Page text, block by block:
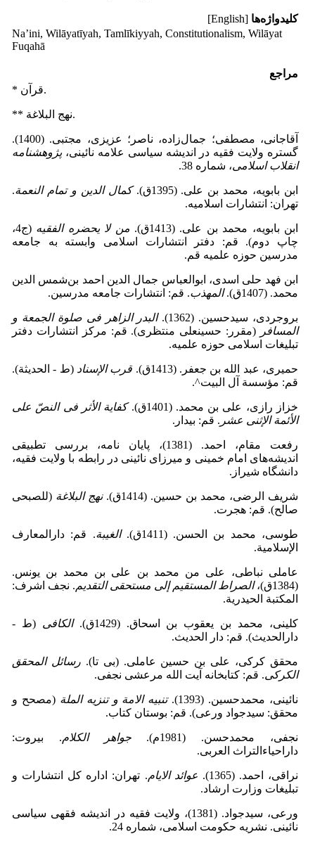
کلیدواژه‌ها [English]
Na’ini, Wilāyatīyah, Tamlīkiyyah, Constitutionalism, Wilāyat
Fuqahā
مراجع
* قرآن.
** نهج البلاغة.
آقاجانی، مصطفی؛ جمال‌زاده، ناصر؛ عزیزی، مجتبی. (1400).
گستره ولایت فقیه در اندیشه سیاسی علامه نائینی،پژوهشنامه
انقلاب اسلامی، شماره 38.
ابن بابویه، محمد بن على. (1395ق). کمال الدین و تمام النعمة.
تهران: انتشارات اسلامیه.
ابن بابویه، محمد بن على. (1413ق). من لا یحضره الفقیه
(ج4،
چاپ دوم). قم: دفتر انتشارات اسلامى وابسته به جامعه
مدرسین حوزه علمیه قم.
ابن فهد حلی اسدی، ابوالعباس جمال الدین احمد بن‌شمس الدین
محمد. (1407ق).
المهذب. قم: انتشارات جامعه مدرسین.
بروجردی، سیدحسین. (1362).
البدر الزاهر فی صلوة الجمعة و
المسافر
(مقرر: حسینعلی منتظری). قم: مرکز انتشارات دفتر
تبلیغات اسلامی حوزه علمیه.
حمیرى، عبد الله بن جعفر. (1413ق). قرب الإسناد (ط - الحدیثة).
قم: مؤسسة آل البیت^.
خزاز رازى، على بن محمد. (1401ق).
کفایة الأثر فی النصّ على
الأئمة الإثنی عشر . قم: بیدار.
رفعت مقام، احمد. (1381)، پایان نامه، بررسی تطبیقی
اندیشه‌های امام خمینی و میرزای نائینی در رابطه با ولایت فقیه،
دانشگاه شیراز.
شریف الرضى، محمد بن حسین. (1414ق). نهج البلاغة (للصبحی
صالح). قم: هجرت.
طوسى، محمد بن الحسن. (1411ق). الغیبة. قم: دارالمعارف
الإسلامیة.
عاملى نباطى، على من محمد بن على بن محمد بن یونس.
(1384ق)،
الصراط المستقیم إلى مستحقی التقدیم. نجف اشرف:
المکتبة الحیدریة.
کلینى، محمد بن یعقوب بن اسحاق. (1429ق). الکافی (ط -
دارالحدیث). قم: دار الحدیث.
محقق کرکی، علی بن حسین عاملی. (بی تا).رسائل المحقق
الکرکی. قم: کتابخانه آیت الله مرعشی نجفی.
نائینی، محمدحسین. (1393). تنبیه الامة و تنزیه الملة (مصحح و
محقق: سیدجواد ورعی). قم: بوستان کتاب.
نجفی، محمدحسن. (1981م). جواهر الکلام. بیروت:
داراحیاءالتراث العربی.
نراقی، احمد. (1365). عوائد الایام. تهران: اداره کل انتشارات و
تبلیغات وزارت ارشاد.
ورعی، سیدجواد. (1381)، ولایت فقیه در اندیشه فقهی سیاسی
نائینی. نشریه حکومت اسلامی، شماره 24.